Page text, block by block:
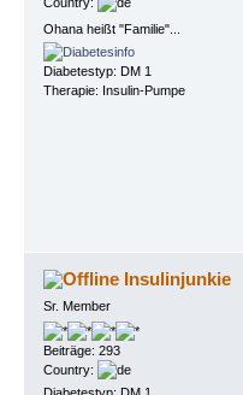
Country:
Ohana heißt "Familie"...
Diabetestyp: DM 1
Therapie: Insulin-Pumpe
Insulinjunkie
Sr. Member
Beiträge: 293
Country: